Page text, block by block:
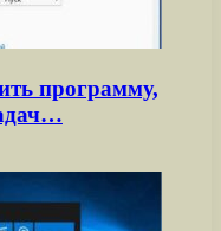
программу,